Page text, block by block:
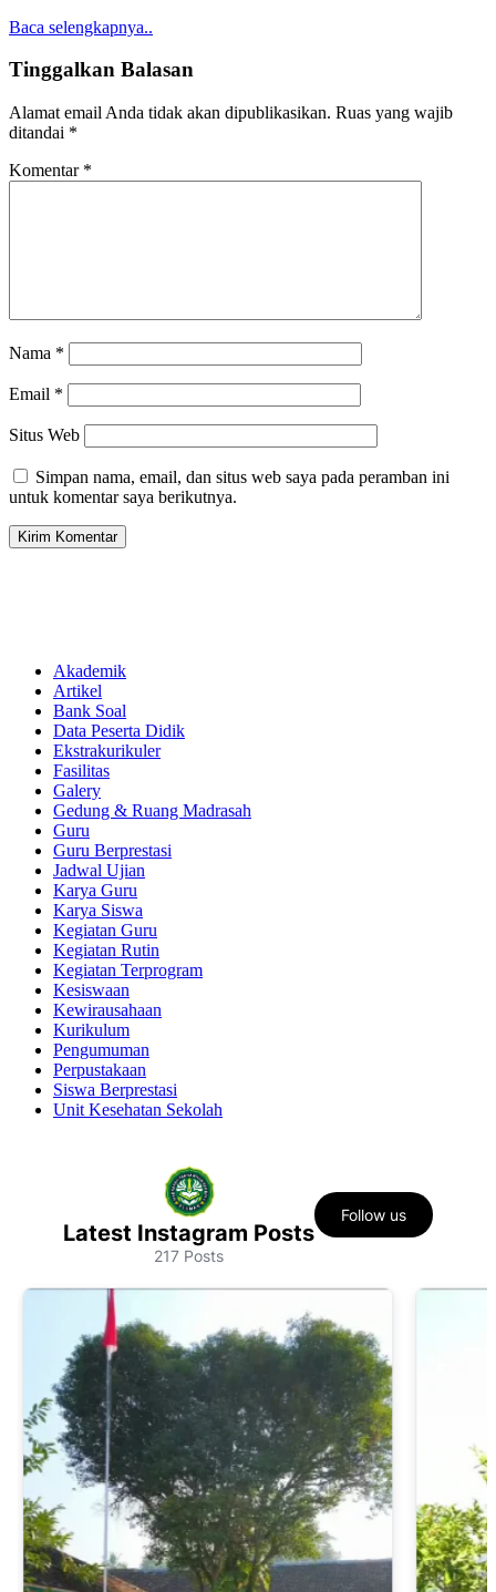
Baca selengkapnya..
Tinggalkan Balasan
Alamat email Anda tidak akan dipublikasikan. Ruas yang wajib
ditandai *
Komentar *
Nama *
Email *
Situs Web
Simpan nama, email, dan situs web saya pada peramban ini
untuk komentar saya berikutnya.
Akademik
Artikel
Bank Soal
Data Peserta Didik
Ekstrakurikuler
Fasilitas
Galery
Gedung & Ruang Madrasah
Guru
Guru Berprestasi
Jadwal Ujian
Karya Guru
Karya Siswa
Kegiatan Guru
Kegiatan Rutin
Kegiatan Terprogram
Kesiswaan
Kewirausahaan
Kurikulum
Pengumuman
Perpustakaan
Siswa Berprestasi
Unit Kesehatan Sekolah